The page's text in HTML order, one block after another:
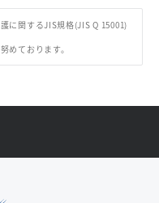
に関するJIS規格(JIS Q 15001)
めております。